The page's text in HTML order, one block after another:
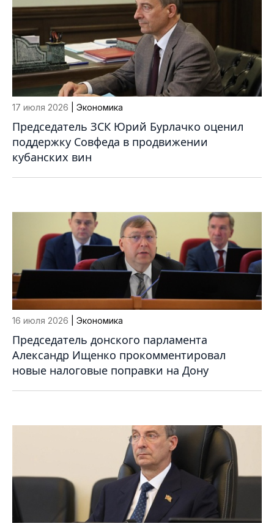
17 июля 2026 | Экономика
Председатель ЗСК Юрий Бурлачко оценил
поддержку Совфеда в продвижении
кубанских вин
16 июля 2026 | Экономика
Председатель донского парламента
Александр Ищенко прокомментировал
новые налоговые поправки на Дону